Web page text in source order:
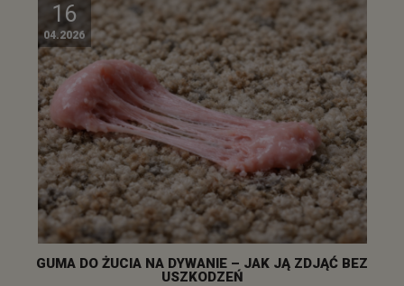
16
04.2026
GUMA DO ŻUCIA NA DYWANIE – JAK JĄ ZDJĄĆ BEZ
USZKODZEŃ